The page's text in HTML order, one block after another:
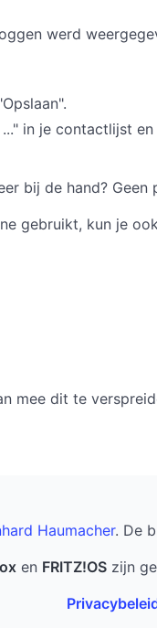
werd
in je contactlijst
bij de hand?
gebruikt, kun je
mee dit te
Haumacher. De
en FRITZ!OSzijn